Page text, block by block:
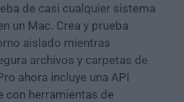
de casi cualquier sistema
un Mac. Crea y prueba
aislado mientras
archivos y carpetas de
ahora incluye una API
con herramientas de